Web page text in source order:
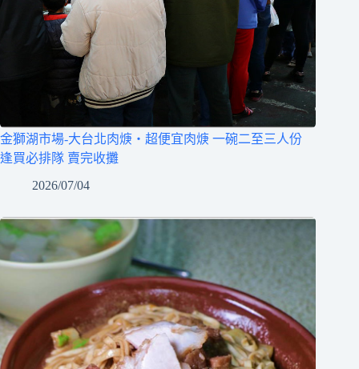
金獅湖市場-大台北肉焿‧超便宜肉焿 一碗二至三人份
逢買必排隊 賣完收攤
2026/07/04